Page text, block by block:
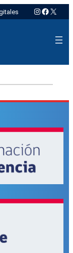
Instagram
X